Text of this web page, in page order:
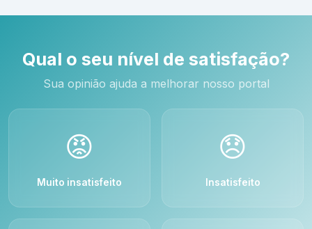
Qual o seu nível de satisfação?
Sua opinião ajuda a melhorar nosso portal
😡
Muito insatisfeito
😞
Insatisfeito